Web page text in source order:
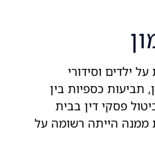
ילדים וסידורי
תביעות כספיות בין
פסקי דין בבית
ממנה הייתה רשומה על